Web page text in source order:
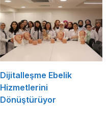
Dijitalleşme Ebelik
Hizmetlerini
Dönüştürüyor